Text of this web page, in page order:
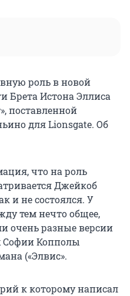
роль в новой
Брета Истона Эллиса
поставленной
для Lionsgate. Об
что на роль
Джейкоб
и не состоялся. У
тем нечто общее,
очень разные версии
Софии Копполы
(«Элвис».
к которому написал